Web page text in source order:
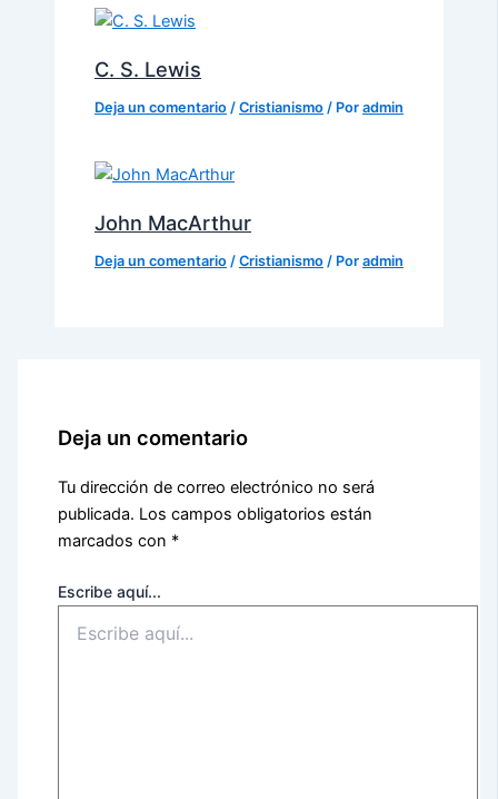
C. S. Lewis
Deja un comentario / Cristianismo / Por admin
John MacArthur
Deja un comentario / Cristianismo / Por admin
Deja un comentario
Tu dirección de correo electrónico no será
publicada. Los campos obligatorios están
marcados con *
Escribe aquí...